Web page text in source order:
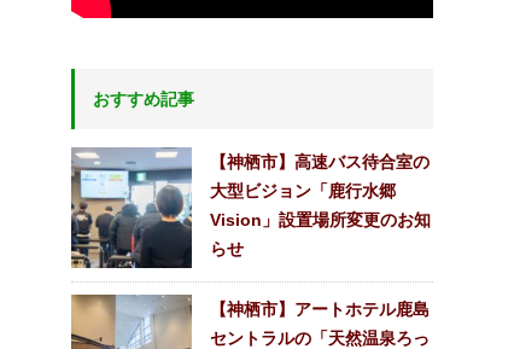
おすすめ記事
【神栖市】高速バス待合室の
大型ビジョン「鹿行水郷
Vision」設置場所変更のお知
らせ
【神栖市】アートホテル鹿島
セントラルの「天然温泉ろっ